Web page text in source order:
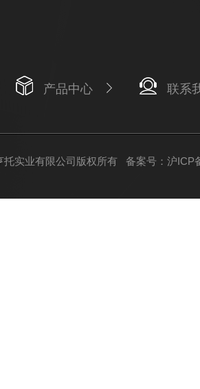
产品中心 联系
托实业有限公司版权所有 备案号：沪ICP